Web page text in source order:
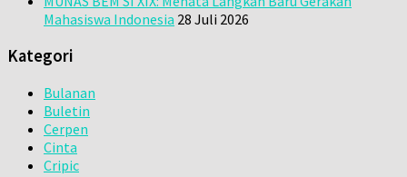
Mahasiswa Indonesia 28 Juli 2026
Kategori
Bulanan
Buletin
Cerpen
Cinta
Cripic